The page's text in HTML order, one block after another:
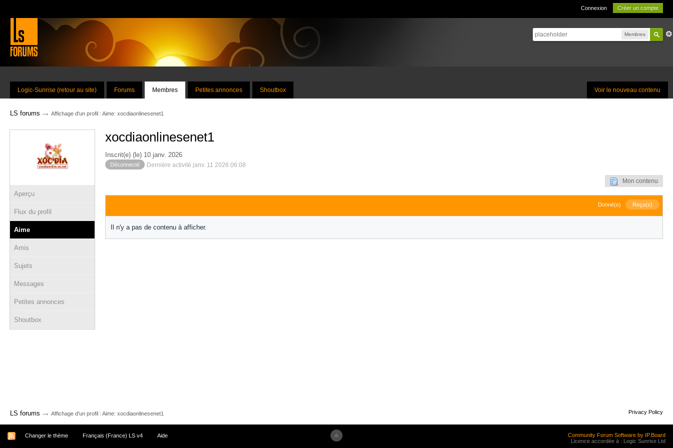
Connexion Créer un compte
Membres
Voir le nouveau contenu
Logic-Sunrise (retour au site) Forums Membres Petites annonces Shoutbox
LS forums → Affichage d'un profil : Aime: xocdiaonlinesenet1
Aperçu
Flux du profil
Aime
Amis
Sujets
Messages
Petites annonces
Shoutbox
xocdiaonlinesenet1
Inscrit(e) (le) 10 janv. 2026
Déconnecté Dernière activité janv. 11 2026 06:08
Mon contenu
Donné(s) Reçu(s)
Il n'y a pas de contenu à afficher.
LS forums → Affichage d'un profil : Aime: xocdiaonlinesenet1 Privacy Policy
Changer le thème Français (France) LS v4 Aide
Community Forum Software by IP.Board
Licence accordée à : Logic Sunrise Ltd